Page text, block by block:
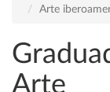
Arte
Arte